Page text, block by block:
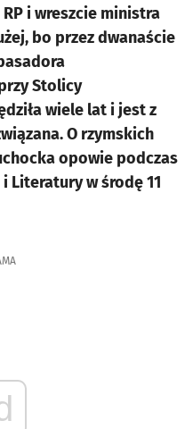
i wreszcie ministra
bo przez dwanaście
Stolicy
wiele lat i jest z
O rzymskich
opowie podczas
Literatury w środę 11